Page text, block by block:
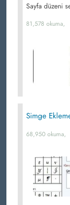
Sayfa düzeni
81,578 okuma,
Simge
68,950 okuma,